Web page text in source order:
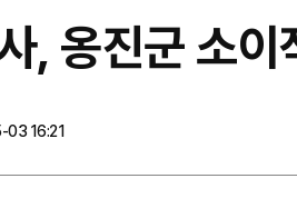
, 옹진군 소이
03 16:21